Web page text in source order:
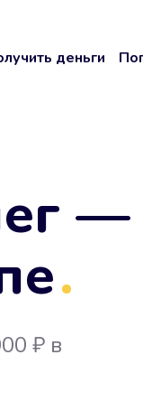
деньги
—
.
₽ в